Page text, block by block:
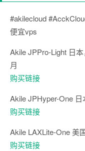
#akilecloud
便宜vps
Akile JPPro-Light 日
月
购买链接
Akile JPHyper-One
购买链接
Akile LAXLite-One 美
购买链接